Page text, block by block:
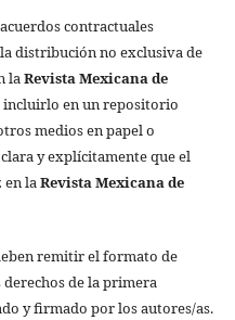
contractuales
distribución no exclusiva de
laRevista Mexicana de
en un repositorio
medios en papel o
y explícitamente que el
en laRevista Mexicana de
remitir el formato de
de la primera
y firmado por los autores/as.